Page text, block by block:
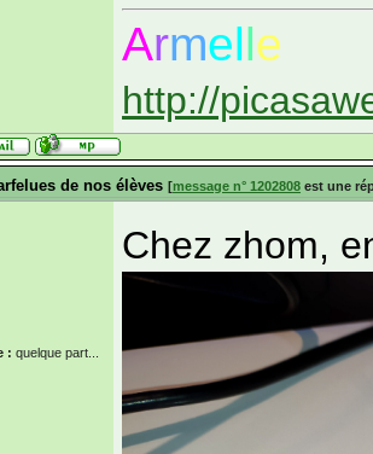
Armelle
http://
de nos élèves [message n° 1202808 est une
: quelque part...
Chez zhom,